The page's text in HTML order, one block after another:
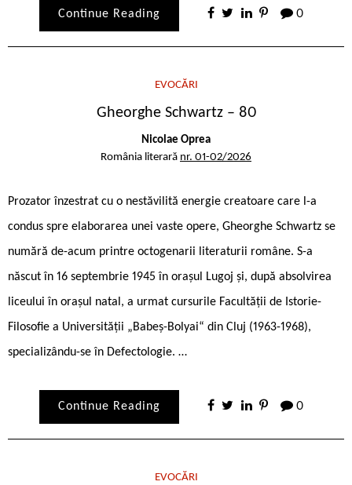
Continue Reading 0
EVOCĂRI
Gheorghe Schwartz – 80
Nicolae Oprea
România literară nr. 01-02/2026
Prozator înzestrat cu o nestăvilită energie creatoare care l-a
condus spre elaborarea unei vaste opere, Gheorghe Schwartz se
numără de-acum printre octogenarii literaturii române. S-a
născut în 16 septembrie 1945 în orașul Lugoj și, după absolvirea
liceului în orașul natal, a urmat cursurile Facultății de Istorie-
Filosofie a Universității „Babeș-Bolyai“ din Cluj (1963-1968),
specializându-se în Defectologie. …
Continue Reading 0
EVOCĂRI